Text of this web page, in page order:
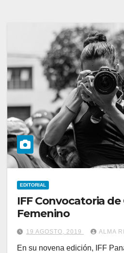
EDITORIAL
IFF Convocatoria de
Femenino
19 AGOSTO, 2019 ALMA
En su novena edición, IFF